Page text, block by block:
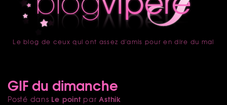
accueil
Le blog de ceux qui ont assez d'amis pour en dire du mal
GIF du dimanche
Posté dans Le point parAsthik